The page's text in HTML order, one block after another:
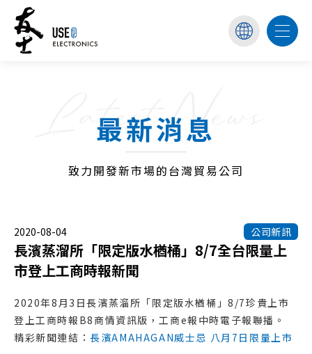
Latest News
最新消息
致力開發新市場的台灣貿易公司
2020-08-04 公司新訊
長濱蒸溜所「限定版水楢桶」8/7全台限量上
市登上工商時報新聞
2020年8月3日長濱蒸溜所「限定版水楢桶」8/7珍貴上市
登上工商時報B8商情資訊版，工商e報中時電子報聯播。
精彩新聞連結：長濱AMAHAGAN威士忌 八月7日限量上市